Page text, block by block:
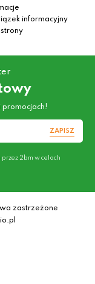
informacyjny
promocjach!
ZAPISZ
2bm w celach
zastrzeżone